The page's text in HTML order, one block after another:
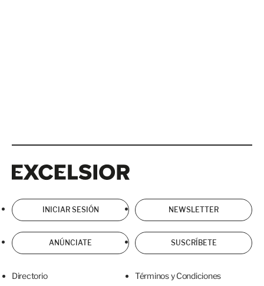
INICIAR SESIÓN NEWSLETTER
ANÚNCIATE SUSCRÍBETE
Directorio Términos y Condiciones